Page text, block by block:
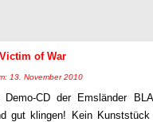
Victim of War
13. November 2010
Demo-CD der Emsländer
gut klingen! Kein